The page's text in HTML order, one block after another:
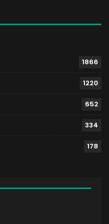
1866
1220
652
334
178